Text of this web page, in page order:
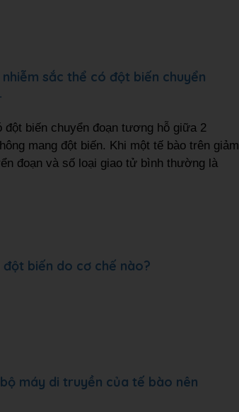
sắc thể có đột biến chuyển
biến chuyển đoạn tương hỗ giữa 2
mang đột biến. Khi một tế bào trên giảm
đoạn và số loại giao tử bình thường là
biến do cơ chế nào?
máy di truyền của tế bào nên